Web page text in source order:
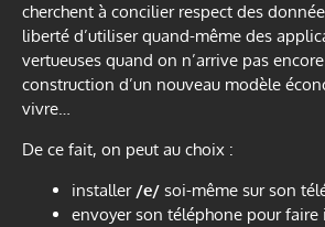
cherchent à concilier respect des
liberté d’utiliser quand-même des
vertueuses quand on n’arrive pas
construction d’un nouveau modèle
vivre…
De ce fait, on peut au choix :
installer /e/ soi-même sur son
envoyer son téléphone pour faire